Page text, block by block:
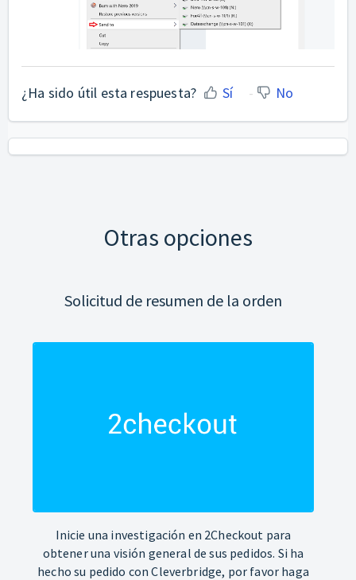
¿Ha sido útil esta respuesta? Sí No
Otras opciones
Solicitud de resumen de la orden
Inicie una investigación en 2Checkout para
obtener una visión general de sus pedidos. Si ha
hecho su pedido con Cleverbridge, por favor haga